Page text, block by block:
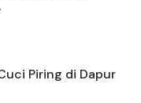
Piring di Dapur